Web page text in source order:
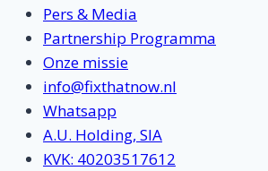
Pers & Media
Partnership Programma
Onze missie
info@fixthatnow.nl
Whatsapp
A.U. Holding, SIA
KVK: 40203517612